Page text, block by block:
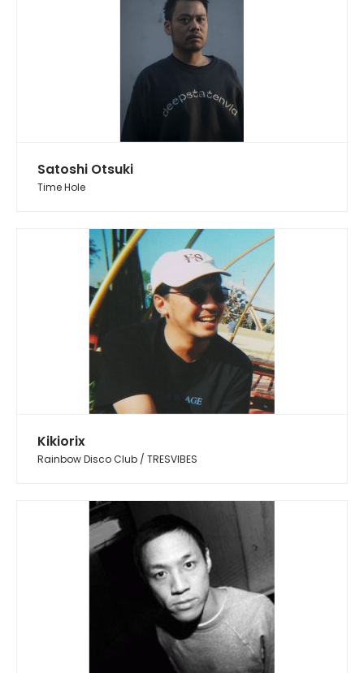
Satoshi Otsuki
Time Hole
Kikiorix
Rainbow Disco Club / TRESVIBES